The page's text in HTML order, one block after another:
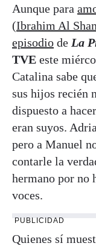
Aunque para
(Ibrahim Al
episodio de La
TVE este
Catalina sabe
sus hijos recién
dispuesto a
eran suyos.
pero a Manuel
contarle la
hermano por no
voces.
PUBLICIDAD
Quienes sí